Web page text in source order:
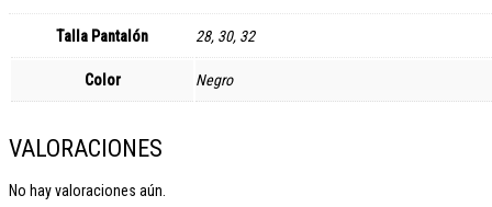
Talla Pantalón 28, 30, 32
Color Negro
VALORACIONES
No hay valoraciones aún.